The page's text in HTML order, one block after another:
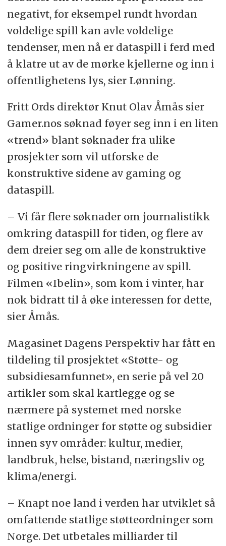
negativt, for eksempel rundt hvordan
voldelige spill kan avle voldelige
tendenser, men nå er dataspill i ferd med
å klatre ut av de mørke kjellerne og inn i
offentlighetens lys, sier Lønning.
Fritt Ords direktør Knut Olav Åmås sier
Gamer.nos søknad føyer seg inn i en liten
«trend» blant søknader fra ulike
prosjekter som vil utforske de
konstruktive sidene av gaming og
dataspill.
– Vi får flere søknader om journalistikk
omkring dataspill for tiden, og flere av
dem dreier seg om alle de konstruktive
og positive ringvirkningene av spill.
Filmen «Ibelin», som kom i vinter, har
nok bidratt til å øke interessen for dette,
sier Åmås.
Magasinet Dagens Perspektiv har fått en
tildeling til prosjektet «Støtte- og
subsidiesamfunnet», en serie på vel 20
artikler som skal kartlegge og se
nærmere på systemet med norske
statlige ordninger for støtte og subsidier
innen syv områder: kultur, medier,
landbruk, helse, bistand, næringsliv og
klima/energi.
– Knapt noe land i verden har utviklet så
omfattende statlige støtteordninger som
Norge. Det utbetales milliarder til